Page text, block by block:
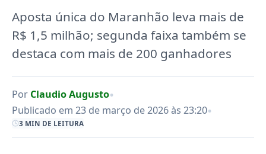
Aposta única do Maranhão leva mais de
R$ 1,5 milhão; segunda faixa também se
destaca com mais de 200 ganhadores
Por Claudio Augusto•
Publicado em 23 de março de 2026 às 23:20•
3 MIN DE LEITURA